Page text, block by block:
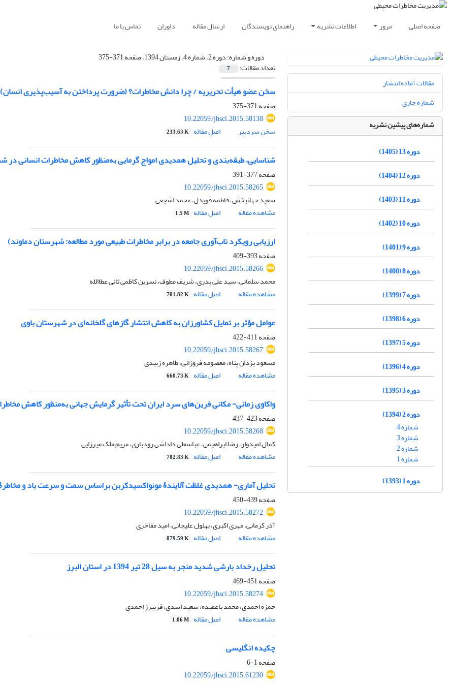
صفحه اصلی مرور اطلاعات نشریه راهنمای نویسندگان ارسال مقاله داوران تماس با ما
دوره و شماره:دوره 2، شماره 4، زمستان 1394، صفحه 371-375
تعداد مقالات: 7
سخن عضو هیأت تحریریه / چرا دانش مخاطرات؟ (ضرورت پرداختن به آسیب‌پذیری انسان)
صفحه371-375
10.22059/jhsci.2015.58138
سخن سردبیر
اصل مقاله 233.63 K
شناسایی، طبقه‌بندی و تحلیل همدیدی امواج گرمایی به‌منظور کاهش مخاطرات انسانی در
صفحه377-391
10.22059/jhsci.2015.58265
سعید جهانبخش، فاطمه قویدل، محمد اشجعی
مشاهده مقاله
اصل مقاله 1.5 M
ارزیابی رویکرد تاب‌آوری جامعه در برابر مخاطرات طبیعی مورد مطالعه: شهرستان دماوند)
صفحه393-409
10.22059/jhsci.2015.58266
محمد سلمانی، سید علی بدری، شریف مطوف، نسرین کاظمی ثانی عطاالله
مشاهده مقاله
اصل مقاله 781.82 K
عوامل مؤثر بر تمایل کشاورزان به کاهش انتشار گازهای گلخانه‌ای در شهرستان باوی
صفحه411-422
10.22059/jhsci.2015.58267
مسعود یزدان پناه، معصومه فروزانی، طاهره زبیدی
مشاهده مقاله
اصل مقاله 660.73 K
واکاوی زمانی- مکانی فرین‌های سرد ایران تحت تأثیر گرمایش جهانی به‌منظور کاهش
صفحه423-437
10.22059/jhsci.2015.58268
کمال امیدوار، رضا ابراهیمی، عباسعلی داداشی رودباری، مریم ملک میرزایی
مشاهده مقاله
اصل مقاله 782.83 K
تحلیل آماری- همدیدی غلظت آلایندۀ مونواکسیدکربن بر‌اساس سمت و سرعت باد و
صفحه439-450
10.22059/jhsci.2015.58272
آذر کرمانی، مهری اکبری، بهلول علیجانی، امید مفاخری
مشاهده مقاله
اصل مقاله 879.59 K
تحلیل رخداد بارشی شدید منجر به سیل 28 تیر 1394 در استان البرز
صفحه451-469
10.22059/jhsci.2015.58274
حمزه احمدی، محمد باعقیده، سعید اسدی، فریبرز احمدی
مشاهده مقاله
اصل مقاله 1.06 M
چکیده انگلیسی
صفحه1-6
10.22059/jhsci.2015.61230
مقالات آماده انتشار
شماره جاری
شماره‌های پیشین نشریه
دوره 13 (1405)
دوره 12 (1404)
دوره 11 (1403)
دوره 10 (1402)
دوره 9 (1401)
دوره 8 (1400)
دوره 7 (1399)
دوره 6 (1398)
دوره 5 (1397)
دوره 4 (1396)
دوره 3 (1395)
دوره 2 (1394)
شماره 4
شماره 3
شماره 2
شماره 1
دوره 1 (1393)